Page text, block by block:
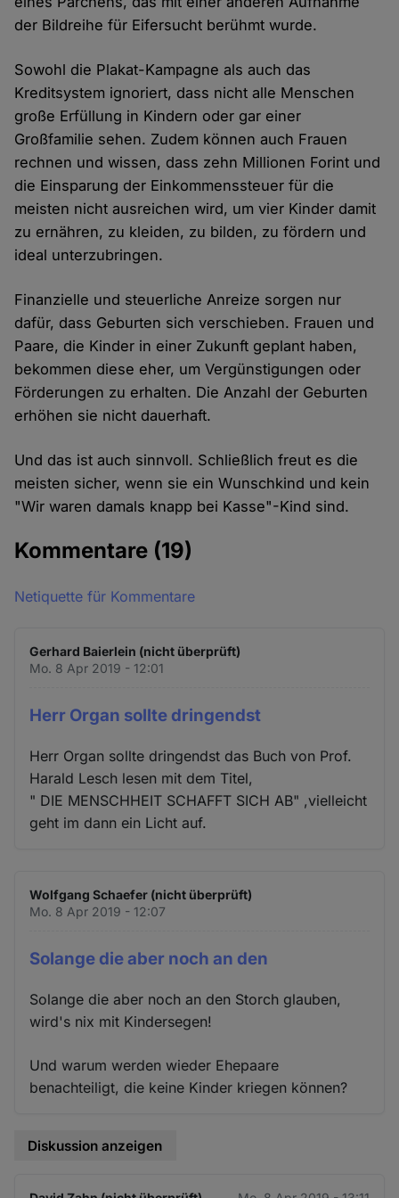
der Bildreihe für Eifersucht berühmt wurde.
Sowohl die Plakat-Kampagne als auch das
Kreditsystem ignoriert, dass nicht alle Menschen
große Erfüllung in Kindern oder gar einer
Großfamilie sehen. Zudem können auch Frauen
rechnen und wissen, dass zehn Millionen Forint und
die Einsparung der Einkommenssteuer für die
meisten nicht ausreichen wird, um vier Kinder damit
zu ernähren, zu kleiden, zu bilden, zu fördern und
ideal unterzubringen.
Finanzielle und steuerliche Anreize sorgen nur
dafür, dass Geburten sich verschieben. Frauen und
Paare, die Kinder in einer Zukunft geplant haben,
bekommen diese eher, um Vergünstigungen oder
Förderungen zu erhalten. Die Anzahl der Geburten
erhöhen sie nicht dauerhaft.
Und das ist auch sinnvoll. Schließlich freut es die
meisten sicher, wenn sie ein Wunschkind und kein
"Wir waren damals knapp bei Kasse"-Kind sind.
Kommentare (19)
Netiquette für Kommentare
Gerhard Baierlein (nicht überprüft)
Mo. 8 Apr 2019 - 12:01
Herr Organ sollte dringendst
Herr Organ sollte dringendst das Buch von Prof.
Harald Lesch lesen mit dem Titel,
" DIE MENSCHHEIT SCHAFFT SICH AB" ,vielleicht
geht im dann ein Licht auf.
Wolfgang Schaefer (nicht überprüft)
Mo. 8 Apr 2019 - 12:07
Solange die aber noch an den
Solange die aber noch an den Storch glauben,
wird's nix mit Kindersegen!
Und warum werden wieder Ehepaare
benachteiligt, die keine Kinder kriegen können?
Diskussion anzeigen